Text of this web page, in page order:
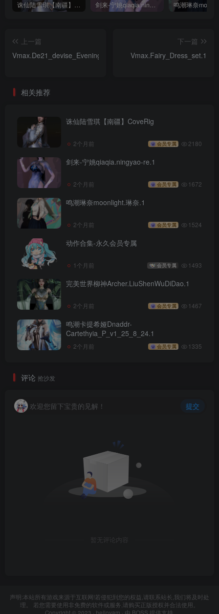
诛仙陆雪琪【南疆】CoveRig 剑来-宁姚qiaqia.ningyao-re.1
上一篇
Vmax.De21_devise_Evening_Wear.1
下一篇
Vmax.Fairy_Dress_set.1
相关推荐
诛仙陆雪琪【南疆】CoveRig
2个月前 会员专属 2180
剑来-宁姚qiaqia.ningyao-re.1
2个月前 会员专属 1672
鸣潮琳奈moonlight.琳奈.1
2个月前 会员专属 1524
动作合集-永久会员专属
1个月前 会员专属 1493
完美世界柳神Archer.LiuShenWuDiDao.1
2个月前 会员专属 1467
鸣潮卡提希娅Dnaddr-
Cartethyia_P_v1_25_8_24.1
2个月前 会员专属 1335
评论 抢沙发
欢迎您留下宝贵的见解！ 提交
暂无评论内容
声明:本站所有游戏来源于互联网!若侵犯到您的权益,请联系站长,我们将及时处
理。 若您需要使用非免费的软件或服务,请购买正版授权并合法使用。